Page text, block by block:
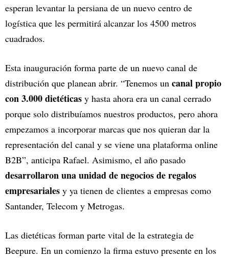
esperan levantar la persiana de un nuevo centro de
logística que les permitirá alcanzar los 4500 metros
cuadrados.
Esta inauguración forma parte de un nuevo canal de
distribución que planean abrir. “Tenemos un canal propio
con 3.000 dietéticas y hasta ahora era un canal cerrado
porque solo distribuíamos nuestros productos, pero ahora
empezamos a incorporar marcas que nos quieran dar la
representación del canal y se viene una plataforma online
B2B”, anticipa Rafael. Asimismo, el año pasado
desarrollaron una unidad de negocios de regalos
empresariales y ya tienen de clientes a empresas como
Santander, Telecom y Metrogas.
Las dietéticas forman parte vital de la estrategia de
Beepure. En un comienzo la firma estuvo presente en los